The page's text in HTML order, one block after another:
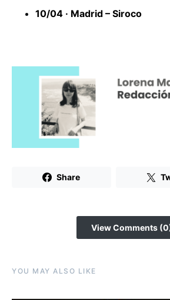
10/04 · Madrid – Siroco
Share
View Comments
YOU MAY ALSO LIKE